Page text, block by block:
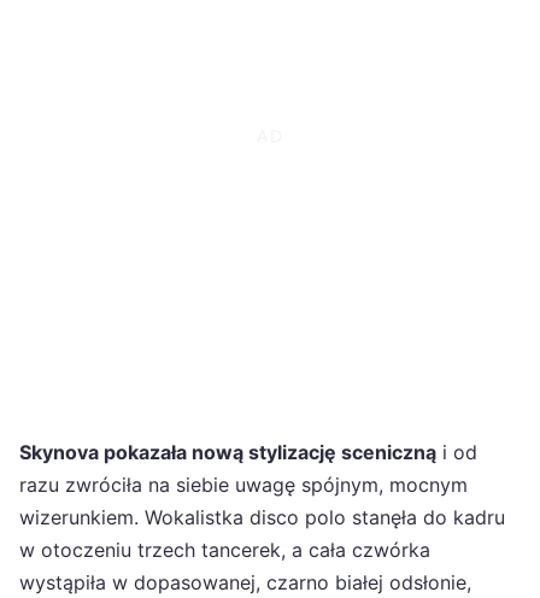
Skynova pokazała nową stylizację sceniczną i od
razu zwróciła na siebie uwagę spójnym, mocnym
wizerunkiem. Wokalistka disco polo stanęła do kadru
w otoczeniu trzech tancerek, a cała czwórka
wystąpiła w dopasowanej, czarno białej odsłonie,